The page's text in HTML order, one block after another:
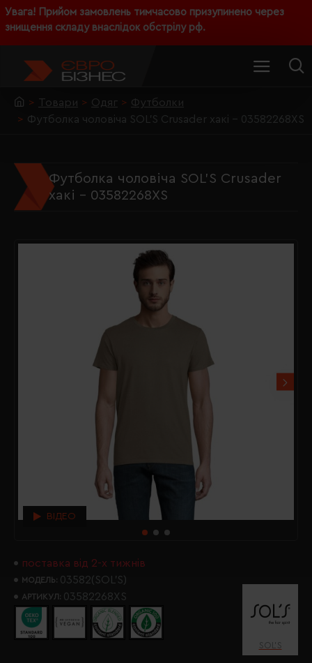
Увага! Прийом замовлень тимчасово призупинено через
знищення складу внаслідок обстрілу рф.
Товари Одяг
Футболки
Футболка чоловіча SOL'S Crusader хакі - 03582268XS
Футболка чоловіча SOL'S Crusader
хакі - 03582268XS
ВІДЕО
поставка від 2-х тижнів
МОДЕЛЬ: 03582(SOL’S)
АРТИКУЛ: 03582268XS
SOL’S